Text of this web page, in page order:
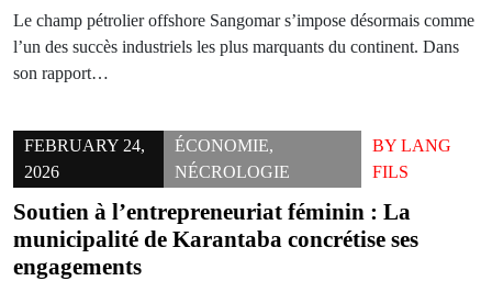
Le champ pétrolier offshore Sangomar s’impose désormais comme
l’un des succès industriels les plus marquants du continent. Dans
son rapport…
FEBRUARY 24,
2026
ÉCONOMIE,
NÉCROLOGIE
BY LANG
FILS
Soutien à l’entrepreneuriat féminin : La
municipalité de Karantaba concrétise ses
engagements